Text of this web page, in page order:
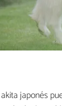
japonés